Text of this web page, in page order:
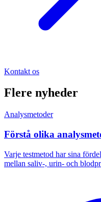
Kontakt os
Flere nyheder
Analysmetoder
Förstå olika
Varje testmetod har sina
mellan saliv-, urin- och